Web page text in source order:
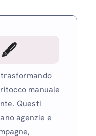
🖋
manuale
Questi
agenzie e